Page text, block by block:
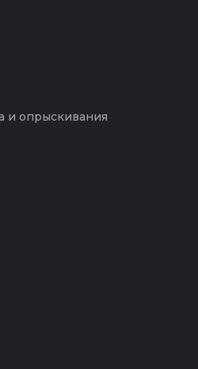
и опрыскивания